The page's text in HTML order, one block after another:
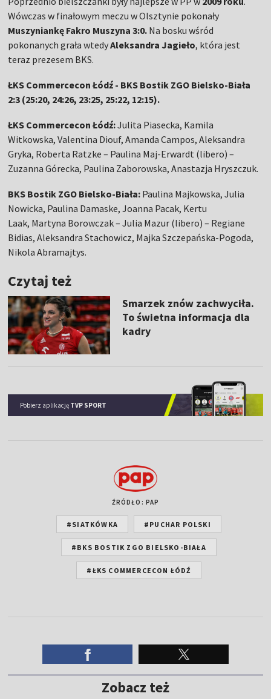
Wówczas w finałowym meczu w Olsztynie pokonały
Muszyniankę Fakro Muszyna 3:0. Na bosku wśród
pokonanych grała wtedyAleksandra Jagieło, która jest
teraz prezesem BKS.
ŁKS Commercecon Łódź - BKS Bostik ZGO Bielsko-Biała
2:3 (25:20, 24:26, 23:25, 25:22, 12:15).
ŁKS Commercecon Łódź:Julita Piasecka, Kamila
Witkowska, Valentina Diouf, Amanda Campos, Aleksandra
Gryka, Roberta Ratzke – Paulina Maj-Erwardt (libero) –
Zuzanna Górecka, Paulina Zaborowska, Anastazja Hryszczuk.
BKS Bostik ZGO Bielsko-Biała: Paulina Majkowska, Julia
Nowicka, Paulina Damaske, Joanna Pacak, Kertu
Laak, Martyna Borowczak – Julia Mazur (libero) – Regiane
Bidias, Aleksandra Stachowicz, Majka Szczepańska-Pogoda,
Nikola Abramajtys.
Czytaj też
Smarzek znów zachwyciła.
To świetna informacja dla
kadry
Pobierz aplikację TVP SPORT
ŹRÓDŁO: PAP
#SIATKÓWKA #PUCHAR POLSKI
#BKS BOSTIK ZGO BIELSKO-BIAŁA
#ŁKS COMMERCECON ŁÓDŹ
Zobacz też